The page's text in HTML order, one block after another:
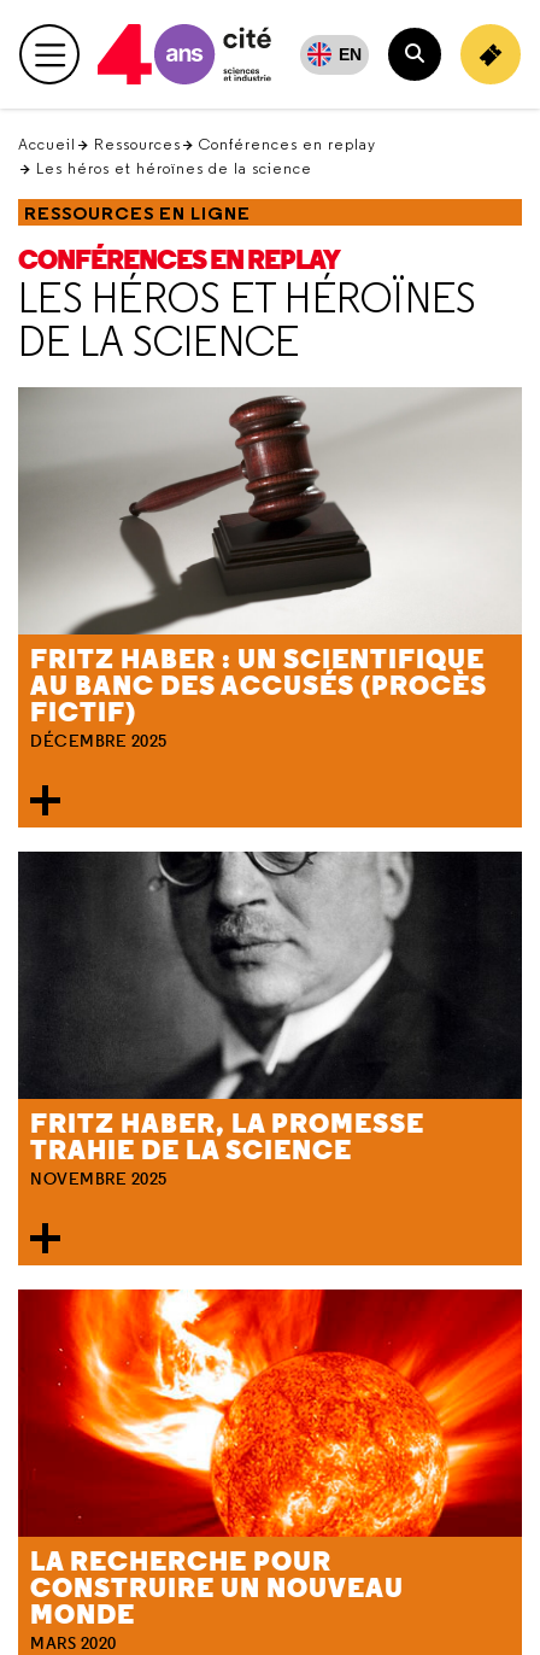
en
haut Menu principal EN
Rechercher
Accueil Ressources
Conférences en replay
Les héros et héroïnes de la science
RESSOURCES EN LIGNE
CONFÉRENCES EN REPLAY
LES HÉROS ET HÉROÏNES
DE LA SCIENCE
FRITZ HABER : UN SCIENTIFIQUE
AU BANC DES ACCUSÉS (PROCÈS
FICTIF)
DÉCEMBRE 2025
FRITZ HABER, LA PROMESSE
TRAHIE DE LA SCIENCE
NOVEMBRE 2025
LA RECHERCHE POUR
CONSTRUIRE UN NOUVEAU
MONDE
MARS 2020